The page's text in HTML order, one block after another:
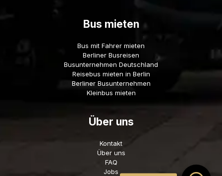
Bus mieten
Bus mit Fahrer mieten
Berliner Busreisen
Busunternehmen Deutschland
Reisebus mieten in Berlin
Berliner Busunternehmen
Kleinbus mieten
Über uns
Kontakt
Über uns
FAQ
Jobs